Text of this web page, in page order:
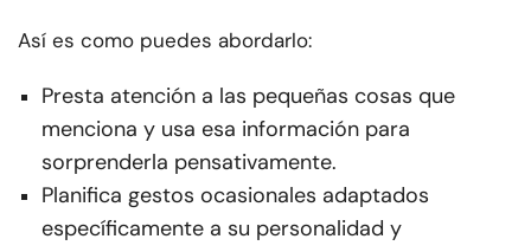
Así es como puedes abordarlo:
Presta atención a las pequeñas cosas que
menciona y usa esa información para
sorprenderla pensativamente.
Planifica gestos ocasionales adaptados
específicamente a su personalidad y